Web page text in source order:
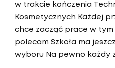
w trakcie kończenia
Kosmetycznych Każdej
chce zacząć prace w
polecam Szkoła ma
wyboru Na pewno każdy